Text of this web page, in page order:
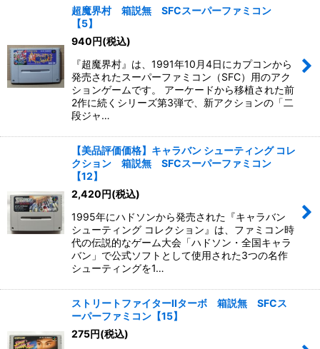
超魔界村 箱説無 SFCスーパーファミコン
【5】
940円(税込)
『超魔界村』は、1991年10月4日にカプコンから
発売されたスーパーファミコン（SFC）用のアク
ションゲームです。 アーケードから移植された前
2作に続くシリーズ第3弾で、新アクションの「二
段ジャ…
【美品評価価格】キャラバン シューティング コレ
クション 箱説無 SFCスーパーファミコン
【12】
2,420円(税込)
1995年にハドソンから発売された『キャラバン
シューティング コレクション』は、ファミコン時
代の伝説的なゲーム大会「ハドソン・全国キャラ
バン」で公式ソフトとして使用された3つの名作
シューティングを1…
ストリートファイターIIターボ 箱説無 SFCス
ーパーファミコン【15】
275円(税込)